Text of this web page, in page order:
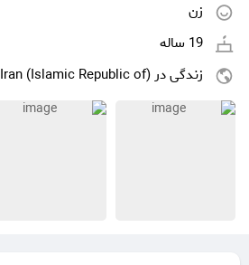
زن
19 ساله
زندگی در Iran (Islamic Republic of)